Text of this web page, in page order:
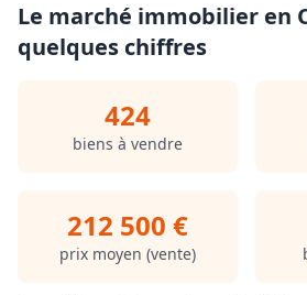
Le marché immobilier en
quelques chiffres
424
biens à vendre
212 500 €
prix moyen (vente)